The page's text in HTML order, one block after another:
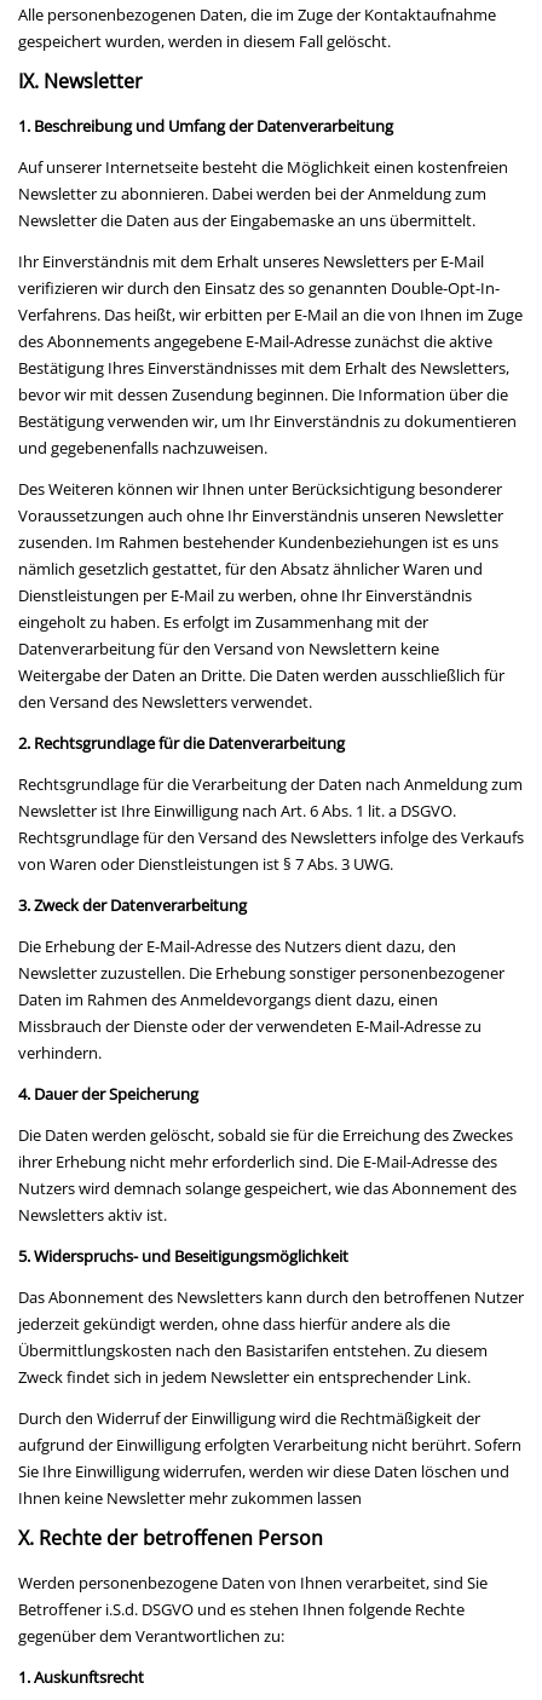
Alle personenbezogenen Daten, die im Zuge der Kontaktaufnahme
gespeichert wurden, werden in diesem Fall gelöscht.
IX. Newsletter
1. Beschreibung und Umfang der Datenverarbeitung
Auf unserer Internetseite besteht die Möglichkeit einen kostenfreien
Newsletter zu abonnieren. Dabei werden bei der Anmeldung zum
Newsletter die Daten aus der Eingabemaske an uns übermittelt.
Ihr Einverständnis mit dem Erhalt unseres Newsletters per E-Mail
verifizieren wir durch den Einsatz des so genannten Double-Opt-In-
Verfahrens. Das heißt, wir erbitten per E-Mail an die von Ihnen im Zuge
des Abonnements angegebene E-Mail-Adresse zunächst die aktive
Bestätigung Ihres Einverständnisses mit dem Erhalt des Newsletters,
bevor wir mit dessen Zusendung beginnen. Die Information über die
Bestätigung verwenden wir, um Ihr Einverständnis zu dokumentieren
und gegebenenfalls nachzuweisen.
Des Weiteren können wir Ihnen unter Berücksichtigung besonderer
Voraussetzungen auch ohne Ihr Einverständnis unseren Newsletter
zusenden. Im Rahmen bestehender Kundenbeziehungen ist es uns
nämlich gesetzlich gestattet, für den Absatz ähnlicher Waren und
Dienstleistungen per E-Mail zu werben, ohne Ihr Einverständnis
eingeholt zu haben. Es erfolgt im Zusammenhang mit der
Datenverarbeitung für den Versand von Newslettern keine
Weitergabe der Daten an Dritte. Die Daten werden ausschließlich für
den Versand des Newsletters verwendet.
2. Rechtsgrundlage für die Datenverarbeitung
Rechtsgrundlage für die Verarbeitung der Daten nach Anmeldung zum
Newsletter ist Ihre Einwilligung nach Art. 6 Abs. 1 lit. a DSGVO.
Rechtsgrundlage für den Versand des Newsletters infolge des Verkaufs
von Waren oder Dienstleistungen ist § 7 Abs. 3 UWG.
3. Zweck der Datenverarbeitung
Die Erhebung der E-Mail-Adresse des Nutzers dient dazu, den
Newsletter zuzustellen. Die Erhebung sonstiger personenbezogener
Daten im Rahmen des Anmeldevorgangs dient dazu, einen
Missbrauch der Dienste oder der verwendeten E-Mail-Adresse zu
verhindern.
4. Dauer der Speicherung
Die Daten werden gelöscht, sobald sie für die Erreichung des Zweckes
ihrer Erhebung nicht mehr erforderlich sind. Die E-Mail-Adresse des
Nutzers wird demnach solange gespeichert, wie das Abonnement des
Newsletters aktiv ist.
5. Widerspruchs- und Beseitigungsmöglichkeit
Das Abonnement des Newsletters kann durch den betroffenen Nutzer
jederzeit gekündigt werden, ohne dass hierfür andere als die
Übermittlungskosten nach den Basistarifen entstehen. Zu diesem
Zweck findet sich in jedem Newsletter ein entsprechender Link.
Durch den Widerruf der Einwilligung wird die Rechtmäßigkeit der
aufgrund der Einwilligung erfolgten Verarbeitung nicht berührt. Sofern
Sie Ihre Einwilligung widerrufen, werden wir diese Daten löschen und
Ihnen keine Newsletter mehr zukommen lassen
X. Rechte der betroffenen Person
Werden personenbezogene Daten von Ihnen verarbeitet, sind Sie
Betroffener i.S.d. DSGVO und es stehen Ihnen folgende Rechte
gegenüber dem Verantwortlichen zu:
1. Auskunftsrecht